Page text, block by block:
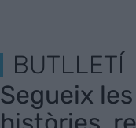
BUTLLETÍ
Segueix